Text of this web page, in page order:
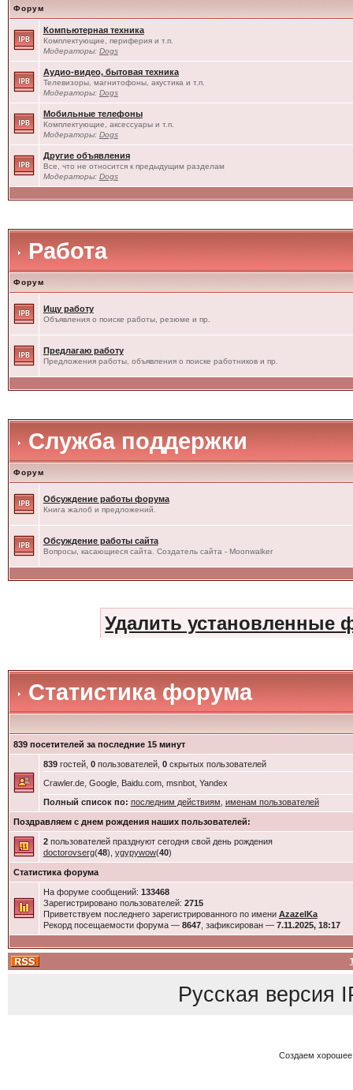
Форум
Компьютерная техника
Комплектующие, периферия и т.п.
Модераторы: Dogs
Аудио-видео, бытовая техника
Телевизоры, магнитофоны, акустика и т.п.
Модераторы: Dogs
Мобильные телефоны
Комплектующие, аксессуары и т.п.
Модераторы: Dogs
Другие объявления
Все, что не относится к предыдущим разделам
Модераторы: Dogs
Работа
Форум
Ищу работу
Объявления о поиске работы, резюме и пр.
Предлагаю работу
Предложения работы, объявления о поиске работников и пр.
Служба поддержки
Форум
Обсуждение работы форума
Книга жалоб и предложений.
Обсуждение работы сайта
Вопросы, касающиеся сайта. Создатель сайта - Moonwalker
Удалить установленные
Статистика форума
839 посетителей за последние 15 минут
839гостей, 0пользователей, 0скрытых пользователей
Crawler.de, Google, Baidu.com, msnbot, Yandex
Полный список по: последним действиям именам пользователей
Поздравляем с днем рождения наших пользователей:
2пользователей празднуют сегодня свой день рождения
doctorovserg(48), ygypywow(40)
Статистика форума
На форуме сообщений: 133468
Зарегистрировано пользователей: 2715
Приветствуем последнего зарегистрированного по имени AzazelKa
Рекорд посещаемости форума — 8647, зафиксирован — 7.11.2025, 18:17
Русская версия
Создаем